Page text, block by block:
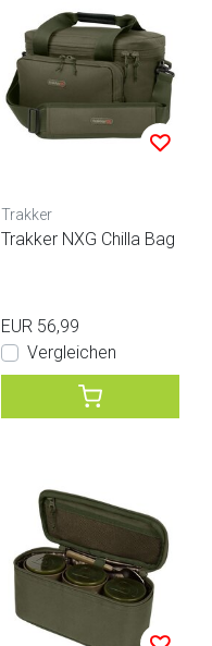
Trakker
Trakker NXG Chilla Bag
EUR 56,99
Vergleichen